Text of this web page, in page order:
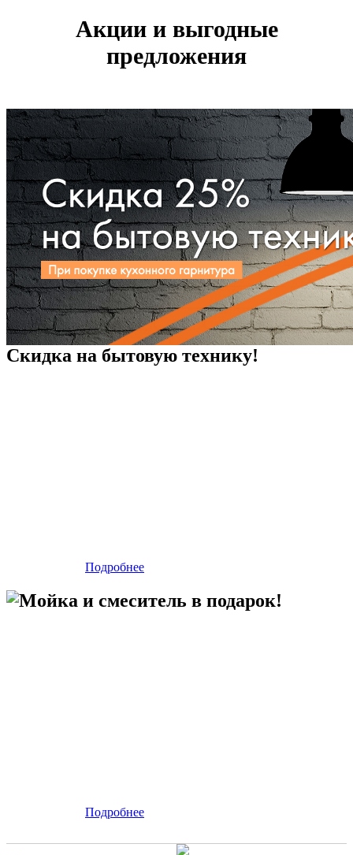
Акции и выгодные
предложения
Скидка на бытовую технику!
Подробнее
Мойка и смеситель в подарок!
Подробнее